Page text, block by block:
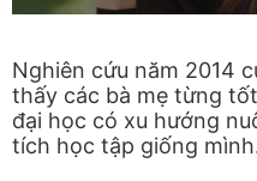
Nghiên cứu năm 2014
thấy các bà mẹ từng
đại học có xu hướng
tích học tập giống